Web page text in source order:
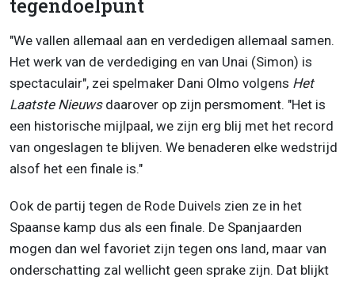
tegendoelpunt
"We vallen allemaal aan en verdedigen allemaal samen.
Het werk van de verdediging en van Unai (Simon) is
spectaculair", zei spelmaker Dani Olmo volgens Het
Laatste Nieuws daarover op zijn persmoment. "Het is
een historische mijlpaal, we zijn erg blij met het record
van ongeslagen te blijven. We benaderen elke wedstrijd
alsof het een finale is."
Ook de partij tegen de Rode Duivels zien ze in het
Spaanse kamp dus als een finale. De Spanjaarden
mogen dan wel favoriet zijn tegen ons land, maar van
onderschatting zal wellicht geen sprake zijn. Dat blijkt